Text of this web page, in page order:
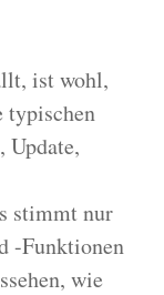
ist wohl,
typischen
Update,
stimmt nur
-Funktionen
wie